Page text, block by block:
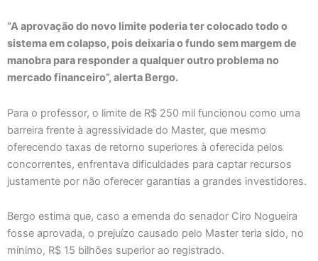
“A aprovação do novo limite poderia ter colocado todo o
sistema em colapso, pois deixaria o fundo sem margem de
manobra para responder a qualquer outro problema no
mercado financeiro”, alerta Bergo.
Para o professor, o limite de R$ 250 mil funcionou como uma
barreira frente à agressividade do Master, que mesmo
oferecendo taxas de retorno superiores à oferecida pelos
concorrentes, enfrentava dificuldades para captar recursos
justamente por não oferecer garantias a grandes investidores.
Bergo estima que, caso a emenda do senador Ciro Nogueira
fosse aprovada, o prejuízo causado pelo Master teria sido, no
mínimo, R$ 15 bilhões superior ao registrado.